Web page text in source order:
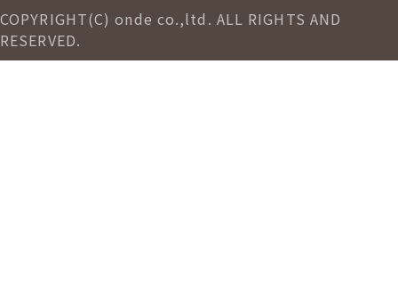
COPYRIGHT(C) onde co.,ltd. ALL RIGHTS AND
RESERVED.